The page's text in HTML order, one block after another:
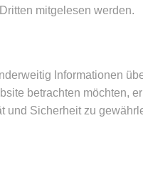
mitgelesen werden.
Informationen
betrachten möchten,
und Sicherheit zu